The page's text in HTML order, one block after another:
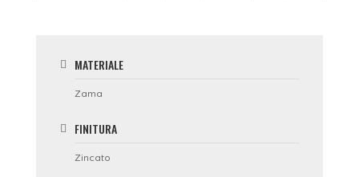
MATERIALE
Zama
FINITURA
Zincato